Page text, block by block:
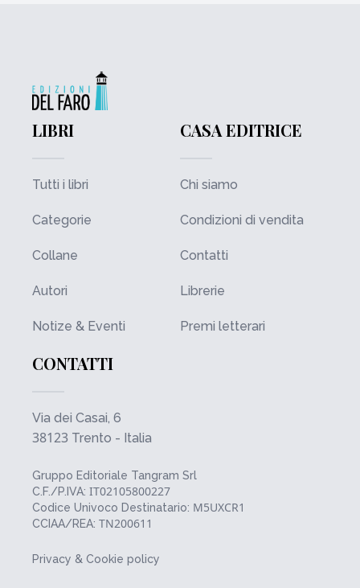
LIBRI
Tutti i libri
Categorie
Collane
Autori
Notize & Eventi
CASA EDITRICE
Chi siamo
Condizioni di vendita
Contatti
Librerie
Premi letterari
CONTATTI
Via dei Casai, 6
38123 Trento - Italia
Gruppo Editoriale Tangram Srl
C.F./P.IVA: IT02105800227
Codice Univoco Destinatario: M5UXCR1
CCIAA/REA: TN200611
Privacy & Cookie policy